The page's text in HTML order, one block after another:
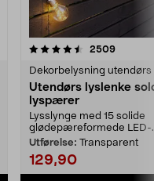
2509
Dekorbelysning utendørs
Utendørs lyslenke
lyspærer
Lysslynge med 15 solide
glødepæreformede LED-
Utførelse: Transparent
129,90
4.5 av 5 stjerner